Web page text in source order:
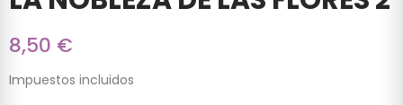
8,50 €
Impuestos incluidos